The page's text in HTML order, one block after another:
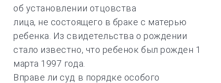
об установлении отцовства
лица, не состоящего в браке с матерью
ребенка. Из свидетельства о рождении
стало известно, что ребенок был рожден 1
марта 1997 года.
Вправе ли суд в порядке особого